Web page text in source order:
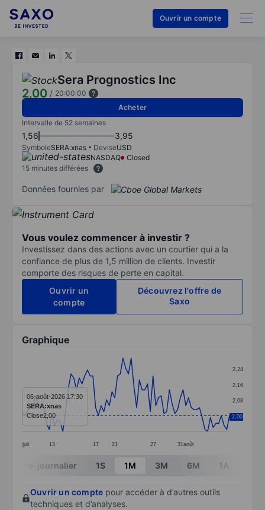
Ouvrir un compte
Sera Prognostics Inc
2,00 / 20:00:00
Acheter
Intervalle de 52 semaines
1,56 3,95
SymboleSERA:xnas DeviseUSD
NASDAQ
Closed
15 minutes différées
Données fournies par
Vous voulez commencer à investir ?
Investissez dans des actions avec un courtier qui a la
confiance de plus de 1,5 million de clients. Investir
comporte des risques de perte en capital.
Ouvrir un
compte
Découvrez l'offre de
Saxo
Graphique
Line chart with 77 data points.
The chart has 1 X axis displaying categories.
The chart has 1 Y axis displaying values. Data
juil. 13 17 21 27 31 août
2,00
2,08
2,16
2,24
2,00
06-août-2026 17:30
SERA:xnas
Close2,00
End of interactive chart.
Intra-journalier 1S 1M 3M 6M 1A
Ouvrir un compte pour accéder à d’autres outils
techniques et d’analyses.